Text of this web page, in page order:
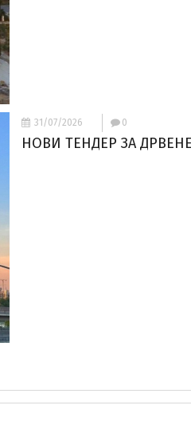
31/07/2026 0
НОВИ ТЕНДЕР ЗА